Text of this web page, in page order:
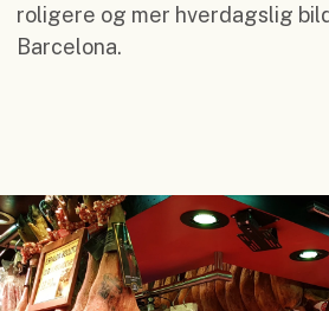
roligere og mer hverdagslig
Barcelona.